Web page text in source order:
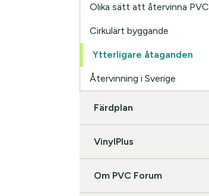
Olika sätt att återvinna PVC
Cirkulärt byggande
Ytterligare åtaganden
Återvinning i Sverige
Färdplan
VinylPlus
Om PVC Forum